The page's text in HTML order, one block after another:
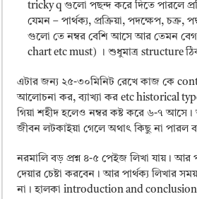
tricky q গুলো পছন্দ করে দিতে পারলে
যেমন – পার্থক্য, প্রক্রিয়া, পদক্ষেপ, চক্র,
গুলো তে নম্বর বেশি আসে আর তেমন বেগ
chart etc must) । শুধুমাত্র structure
এটার জন্য ২৫-৩০মিনিট রেখে কাজ কে
আলোচনা কর, ব্যাখ্যা কর etc historical
গিয়া শহীদ হলেও নম্বর কষ্ট করে ৬-৭
জীবন লটকাইয়া গেলে অথাৎ কিছু না পারল
নরমালি বড় প্রশ্ন ৪-৫ পেইজ লিখা যায়। আর
দেয়ার চেষ্টা করবেন। আর পার্থক্য লিখার সময়
না। হালকা introduction and conclusion